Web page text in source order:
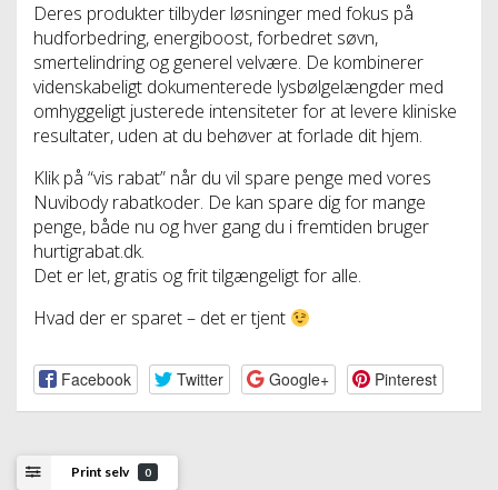
Deres produkter tilbyder løsninger med fokus på
hudforbedring, energiboost, forbedret søvn,
smertelindring og generel velvære. De kombinerer
videnskabeligt dokumenterede lysbølgelængder med
omhyggeligt justerede intensiteter for at levere kliniske
resultater, uden at du behøver at forlade dit hjem.
Klik på “vis rabat” når du vil spare penge med vores
Nuvibody rabatkoder. De kan spare dig for mange
penge, både nu og hver gang du i fremtiden bruger
hurtigrabat.dk.
Det er let, gratis og frit tilgængeligt for alle.
Hvad der er sparet – det er tjent
Facebook Twitter Google+ Pinterest
Print selv 0